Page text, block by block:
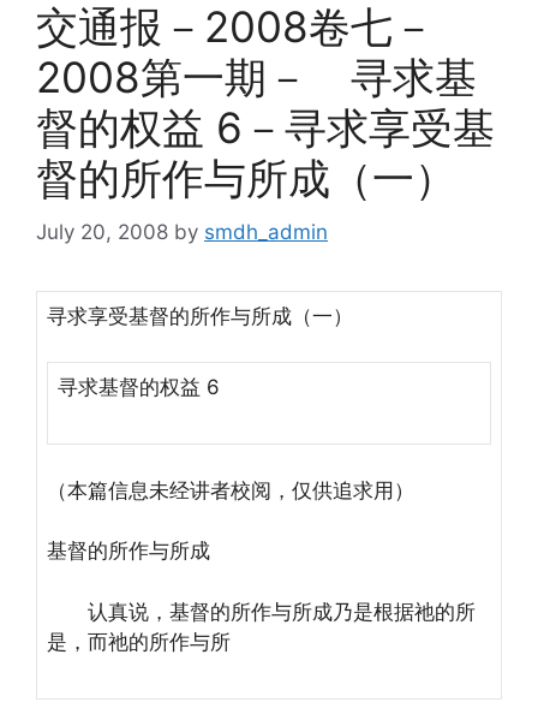
交通报－2008卷七－
2008第一期－ 寻求基
督的权益 6－寻求享受基
督的所作与所成（一）
July 20, 2008 by smdh_admin
寻求享受基督的所作与所成（一）
寻求基督的权益 6
（本篇信息未经讲者校阅，仅供追求用）
基督的所作与所成
认真说，基督的所作与所成乃是根据祂的所
是，而祂的所作与所